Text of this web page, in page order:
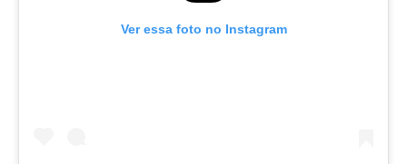
Ver essa foto no Instagram